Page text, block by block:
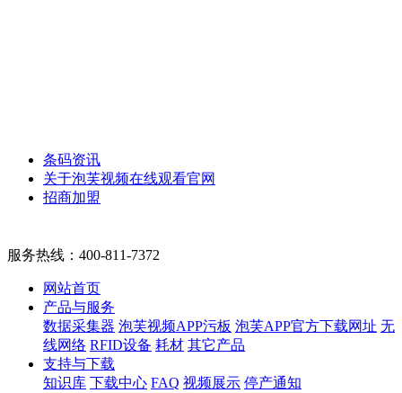
条码资讯
关于泡芙视频在线观看官网
招商加盟
服务热线： 400-811-7372
网站首页
产品与服务
数据采集器 泡芙视频APP污板 泡芙APP官方下载网址 无
线网络 RFID设备 耗材 其它产品
支持与下载
知识库 下载中心 FAQ 视频展示 停产通知